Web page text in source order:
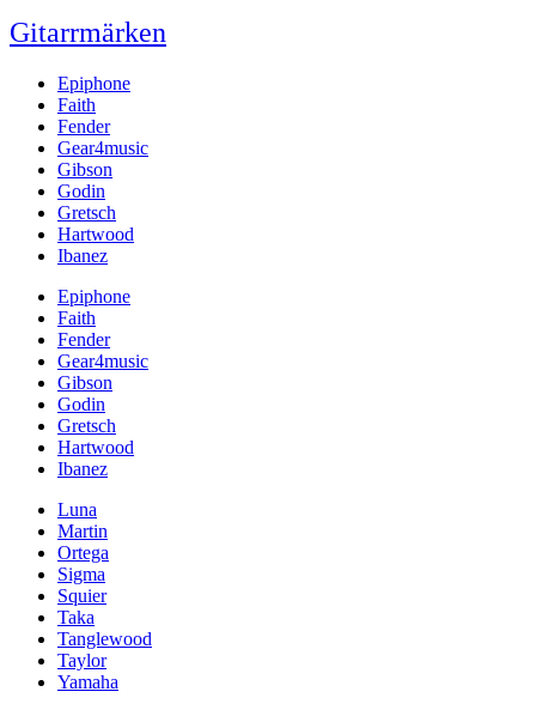
Gitarrmärken
Epiphone
Faith
Fender
Gear4music
Gibson
Godin
Gretsch
Hartwood
Ibanez
Epiphone
Faith
Fender
Gear4music
Gibson
Godin
Gretsch
Hartwood
Ibanez
Luna
Martin
Ortega
Sigma
Squier
Taka
Tanglewood
Taylor
Yamaha